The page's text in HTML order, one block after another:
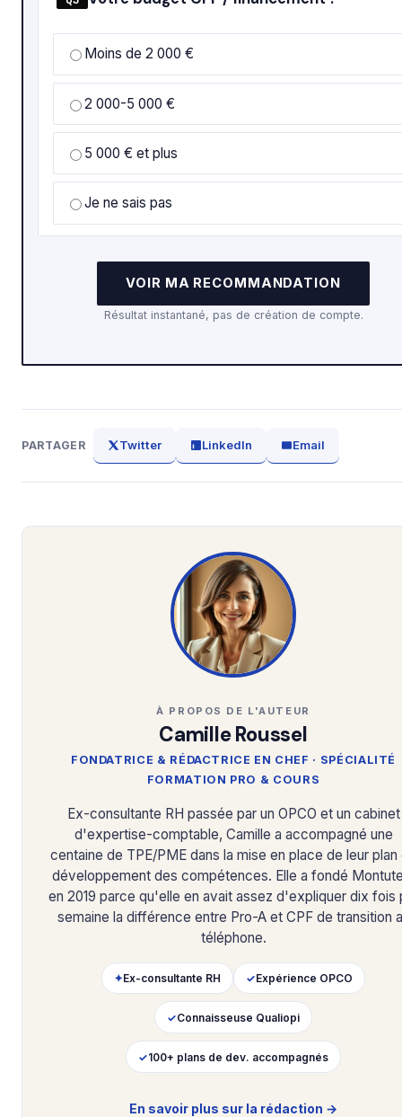
Moins de 2 000 €
2 000-5 000 €
5 000 € et plus
Je ne sais pas
VOIR MA RECOMMANDATION
Résultat instantané, pas de création de compte.
PARTAGER Twitter LinkedIn Email
À PROPOS DE L'AUTEUR
Camille Roussel
FONDATRICE & RÉDACTRICE EN CHEF · SPÉCIALITÉ
FORMATION PRO & COURS
Ex-consultante RH passée par un OPCO et un cabinet
d'expertise-comptable, Camille a accompagné une
centaine de TPE/PME dans la mise en place de leur plan
développement des compétences. Elle a fondé
en 2019 parce qu'elle en avait assez d'expliquer dix fois
semaine la différence entre Pro-A et CPF de transition
téléphone.
✦Ex-consultante RH ✓Expérience OPCO
✓Connaisseuse Qualiopi
✓100+ plans de dev. accompagnés
En savoir plus sur la rédaction →